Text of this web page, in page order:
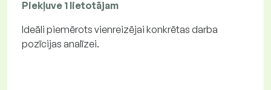
Piekļuve 1 lietotājam
Ideāli piemērots vienreizējai konkrētas darba
pozīcijas analīzei.